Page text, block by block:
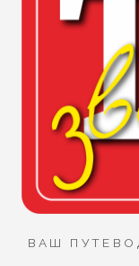
ВАШ